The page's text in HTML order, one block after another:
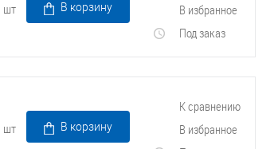
шт В корзину
В избранное
Под заказ
шт В корзину
К сравнению
В избранное